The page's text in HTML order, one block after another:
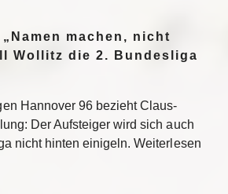
machen, nicht
Wollitz die 2. Bundesliga
Hannover 96 bezieht Claus-
Der Aufsteiger wird sich auch
nicht hinten einigeln. Weiterlesen